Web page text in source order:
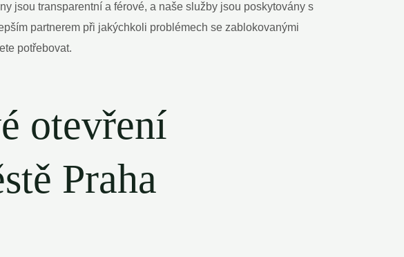
jsou transparentní a férové, a naše služby jsou poskytovány s
partnerem při jakýchkoli problémech se zablokovanými
potřebovat.
otevření
Praha